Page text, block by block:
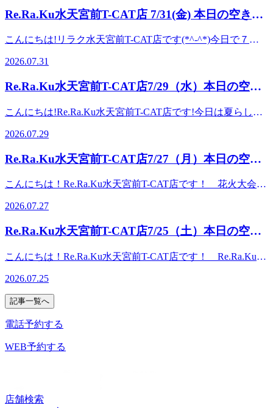
宮前駅直結東京メトロ日比谷線 人形町駅より徒歩8分東京
メトロ東西線 茅場町駅より徒歩8分 ●・○・●・○・●・○・
● ・○・●・○・●・○ 水天宮前T-CAT店の公式LINEアカウン
ポンなど、お得な情報を配信中です！IDは ＠zms5982r で
○・●・○・●・○
●・○・● ・○・●・○・●・○
8分東京メトロ東西線 茅場町駅より徒歩8分 ●・○・●・○・
カウント↓友達追加登録で10分無料特典プレゼント♪LINE限
zms5982r です！登録お待ちしております☆ ●・○・●・○・
●・○・● ・○・●・○・●・○
ポンをご用意しております☆皆さまのご来店をRe.Ra.Ku水天
宮前T-CAT店スタッフ一同、お待ちしております (^-^) ●・
○・●・○・●・○・● ・○・●・○ ●営業時間 【平日】
0252 ●アクセス： 半蔵門線“水天宮前駅”から“シティエ
のシティエアターミナルのビル内２階。 マクドナルドとセ
蔵門線 水天宮前駅直結 東京メトロ日比谷線 人形町駅よ
○・●・○・●・○・● ・○・●・○・●・○ 水天宮前T-CAT店
の公式LINEアカウント↓ 友達追加登録で10分無料特典プレ
ゼント♪ LINE限定クーポンなど、お得な情報を配信中で
す！ IDは ＠zms5982r です！ 登録お待ちしております
☆ ●・○・●・○・●・○・● ・○・●・○・●・○
健康な毎日をサポートします♪本日の空き情報はこちら◎
11：30～1名様 12：30～1名様 19：00～1名様ご案内可能
をご用意しております☆皆さまのご来店をRe.Ra.Ku水天宮前
Ｔ－ＣＡＴ店スタッフ一同、お待ちしております (^-^) ●・
21:30【土日・祝日】10:00-19:00▽TEL：03-6661-0252 ▽アク
セス：半蔵門線“水天宮前駅”から“シティエアターミナル改
札口”を出ます。道なりに直進して、左側のシティエアター
あります。▽最寄り駅東京メトロ半蔵門線 水天宮前駅直結
線 茅場町駅より徒歩8分 ●・○・●・○・●・○・● ・○・●・
登録で10分無料特典プレゼント♪LINE限定クーポンなど、お
ちしております☆ ●・○・●・○・●・○・● ・○・●・○・●・
Re.Ra.Ku水天宮前T-CAT店 7/31(金) 本日の空き状
こんにちは!リラク水天宮前T-CAT店です(*^-^*)今日で７月
ていく感じがしてしまいます。明日都内では板橋花火大会が
開催だとか。なかなか大きな花火イベント、一度見てみたい
です。 本日の空き情報はこちら♪12:30～ 2名様16:00～ 2名様
○・● ・○・●・○マッサージのように気持ちがいい肩甲骨ス
トレッチで、いつまでも健康で疲れづらいお身体づくりをサ
店は水天宮前駅から徒歩5分!東京シティエアターミナル施設
内にございます♪「肩甲骨」と「骨盤」を重視し、筋肉に負
担をかけず筋肉の質そのものを変えるリラク独自のボディケ
す(*´ω`*)●営業時間 【平日】11:30-21:30【休日】10:00-
ミナル改札口”を出ます。道なりに直進して、左側のシティ
ンの奥にあります。電車降りて徒歩5分です!地上出ません!●
日比谷線 人形町駅より徒歩8分東京メトロ東西線 茅場町駅よ
り徒歩8分●・○・●・○・●・○・● ・○・●・○・●・○
2026.07.31
Re.Ra.Ku水天宮前T-CAT店7/29（水）本日の空き
こんにちは!Re.Ra.Ku水天宮前T-CAT店です!今日は夏らしい
にすることも多いかと思います。涼しい時間に外を歩くなど
運動を取り入れて、気持もからだもすっきりリフレッシュし
たいですね♪Re.Ra.Kuでは、お悩みから解放されるようピッ
て、軽快さをキープできる毎日を送っていきましょう!本日
の空き情報はこちら◎ 16:00～1名様 18:00～2名様ご案内可
ンをご用意しております☆皆さまのご来店をRe.Ra.Ku水天宮
前T-CAT店スタッフ一同、お待ちしております (^-^) ●・
○・●・○・●・○・● ・○・●・○ ●営業時間 【平日】
0252 ●アクセス： 半蔵門線“水天宮前駅”から“シティエ
のシティエアターミナルのビル内２階。 マクドナルドとセ
蔵門線 水天宮前駅直結 東京メトロ日比谷線 人形町駅よ
り徒歩8分 東京メトロ東西線 茅場町駅より徒歩8分 ●・
○・●・○・●・○・● ・○・●・○・●・○ 水天宮前T-CAT店
す！ IDは ＠zms5982r です！ 登録お待ちしております
2026.07.29
Re.Ra.Ku水天宮前T-CAT店7/27（月）本日の空き
こんにちは！Re.Ra.Ku水天宮前T-CAT店です！ 花火大会や
はこれからですが、既に冷房などからだを冷やすものが手放
せなくなっています。そうすると、気になってくるのが『冷
え』『だるさ』…これが積み重なると体調不良に繋がりやす
気になりませんか？(^^♪Re.Ra.Kuでは 「肩甲骨」と「骨
盤」を重視し、筋肉に負担をかけず独自のボディケアとスト
レッチで疲れにくい体をつくるために健康な毎日をサポート
します♪本日の空き情報はこちら◎ 17:00～1名様 19:30～1
名様ご案内可能です！ご新規様だけではなく再来店の方にも
お得なクーポンをご用意しております☆皆さまのご来店を
ります (^-^) ●・○・●・○・●・○・● ・○・●・○ ●営業時
に直進して、左側のシティエアターミナルのビル内２階。
2026.07.27
Re.Ra.Ku水天宮前T-CAT店7/25（土）本日の空き
こんにちは！Re.Ra.Ku水天宮前T-CAT店です！ Re.Ra.Kuで
自のボディケアとストレッチで疲れにくい体をつくるために
健康な毎日をサポートします♪本日の空き情報はこちら◎
10：00～2名様 14：00～2名様 16：40～1名様ご案内可能
です！ご新規様だけではなく再来店の方にもお得なクーポン
Ｔ－ＣＡＴ店スタッフ一同、お待ちしております (^-^) ●・
札口”を出ます。道なりに直進して、左側のシティエアター
2026.07.25
記事一覧へ
電話予約する
WEB予約する
店舗検索